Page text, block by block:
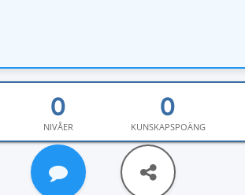
NIVÅER KUNSKAPSPOÄNG